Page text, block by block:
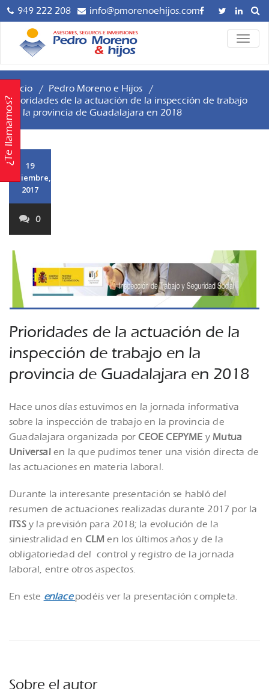
949 222 208 info@pmorenoehijos.com
Saltar
al
contenido
Pedro
hijos
Asesoría y
Empresas,
Particulares,
Profesional de
LA
Inicio / Pedro Moreno e Hijos /
Prioridades de la actuación de la inspección de trabajo
en la provincia de Guadalajara en 2018
19
diciembre,
2017
0
Prioridades de la actuación de la
inspección de trabajo en la
provincia de Guadalajara en 2018
Hace unos días estuvimos en la jornada informativa
sobre la inspección de trabajo en la provincia de
Guadalajara organizada porCEOE CEPYME y Mutua
Universalen la que pudimos tener una visión directa de
las actuaciones en materia laboral.
Durante la interesante presentación se habló del
resumen de actuaciones realizadas durante 2017 por la
ITSSy la previsión para 2018; la evolución de la
siniestralidad en CLM en los últimos años y de la
obligatoriedad del control y registro de la jornada
laboral, entre otros aspectos.
En este enlacepodéis ver la presentación completa.
Sobre el autor
¿Te llamamos?